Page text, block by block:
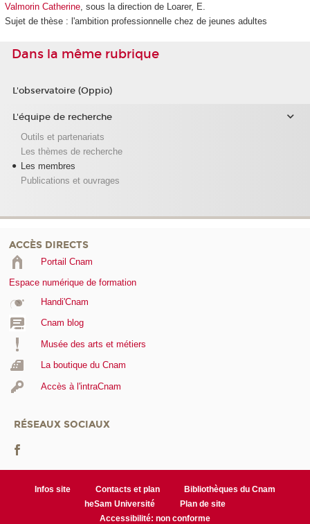
Valmorin Catherine, sous la direction de Loarer, E.
Sujet de thèse : l'ambition professionnelle chez de jeunes adultes
Dans la même rubrique
L'observatoire (Oppio)
L'équipe de recherche
Outils et partenariats
Les thèmes de recherche
Les membres
Publications et ouvrages
ACCÈS DIRECTS
Portail Cnam
Espace numérique de formation
Handi'Cnam
Cnam blog
Musée des arts et métiers
La boutique du Cnam
Accès à l'intraCnam
RÉSEAUX SOCIAUX
Infos site Contacts et plan
Bibliothèques du Cnam
heSam Université
Plan de site
Accessibilité: non conforme